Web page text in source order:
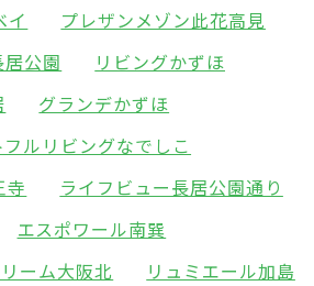
プレザンメゾン此花高見
公園
リビングかずほ
グランデかずほ
ルリビングなでしこ
寺
ライフビュー長居公園通り
エスポワール南巽
ーム大阪北
リュミエール加島